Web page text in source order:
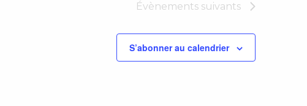
Évènements suivants
S’abonner au calendrier